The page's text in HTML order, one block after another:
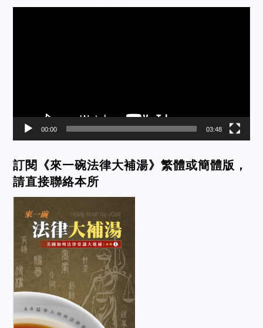
00:00 03:48
訂閱《來一碗法律大補湯》繁體或簡體版，
請直接聯絡本所